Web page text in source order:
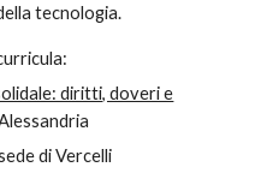
tecnologia.
diritti, doveri e
di Vercelli